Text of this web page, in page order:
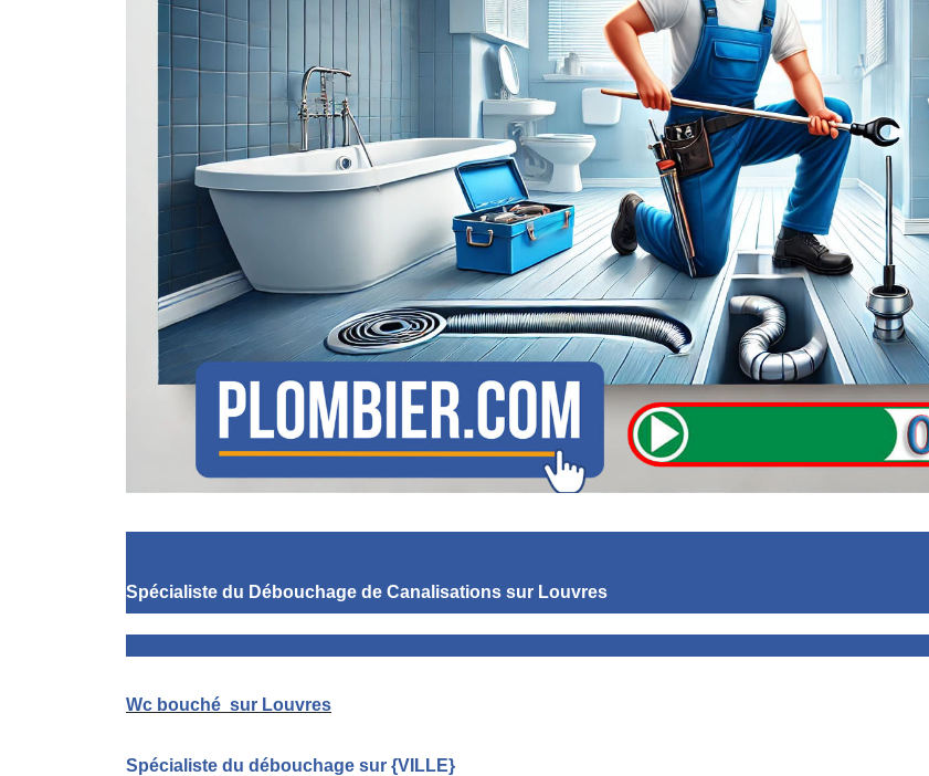
Spécialiste du Débouchage de Canalisations sur Louvres
Wc bouché sur Louvres
Spécialiste du débouchage sur {VILLE}